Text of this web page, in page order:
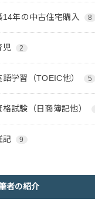
14年の中古住宅購入 8
児 2
語学習（TOEIC他） 5
格試験（日商簿記他）
記 9
者の紹介